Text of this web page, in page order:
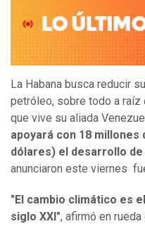
La Habana busca reducir
petróleo, sobre todo a
que vive su aliada
apoyará con 18 millones
dólares) el desarrollo
anunciaron este viernes
"El cambio climático es
siglo XXI", afirmó en